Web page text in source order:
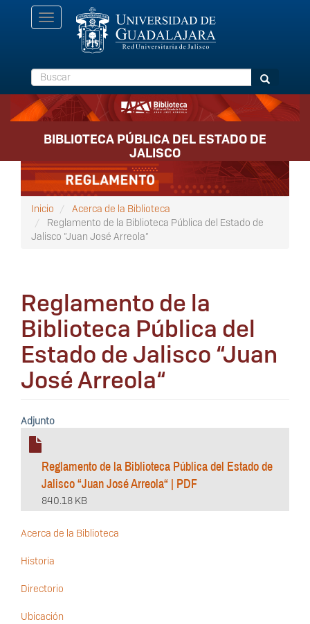
Toggle
navigation
Buscar Buscar
BIBLIOTECA PÚBLICA DEL ESTADO DE
JALISCO
Inicio
Acerca de la Biblioteca
Reglamento de la Biblioteca Pública del Estado de
Jalisco “Juan José Arreola“
Reglamento de la
Biblioteca Pública del
Estado de Jalisco “Juan
José Arreola“
Adjunto
Reglamento de la Biblioteca Pública del Estado de
Jalisco “Juan José Arreola“ | PDF
840.18 KB
Navegación
Acerca de la Biblioteca
Historia
Directorio
Ubicación